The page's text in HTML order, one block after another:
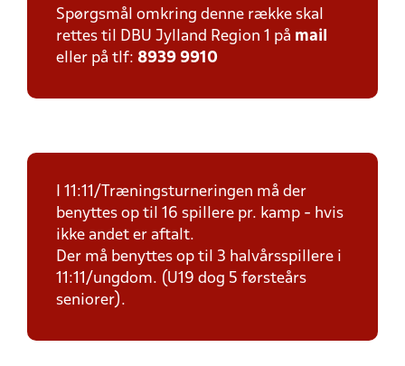
Spørgsmål omkring denne række skal
rettes til DBU Jylland Region 1 på mail
eller på tlf: 8939 9910
I 11:11/Træningsturneringen må der
benyttes op til 16 spillere pr. kamp - hvis
ikke andet er aftalt.
Der må benyttes op til 3 halvårsspillere i
11:11/ungdom. (U19 dog 5 førsteårs
seniorer).